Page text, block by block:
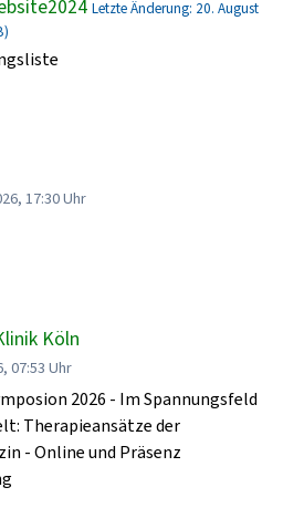
Letzte Änderung: 20. August
17:30 Uhr
Köln
07:53 Uhr
2026 - Im Spannungsfeld
Therapieansätze der
- Online und Präsenz